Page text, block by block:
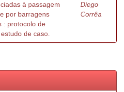
à passagem
por barragens
: protocolo de
de caso.
Diego
Corrêa